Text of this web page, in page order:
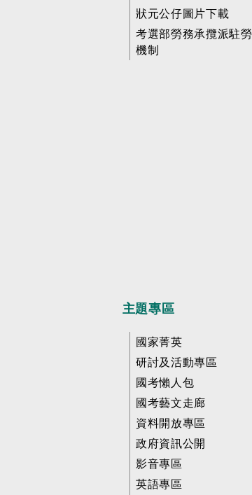
狀元公仔圖片下載
考選部勞務承攬派駐
機制
主題專區
國家菁英
研討及活動專區
國考懶人包
國考藝文走廊
資料開放專區
政府資訊公開
影音專區
英語專區